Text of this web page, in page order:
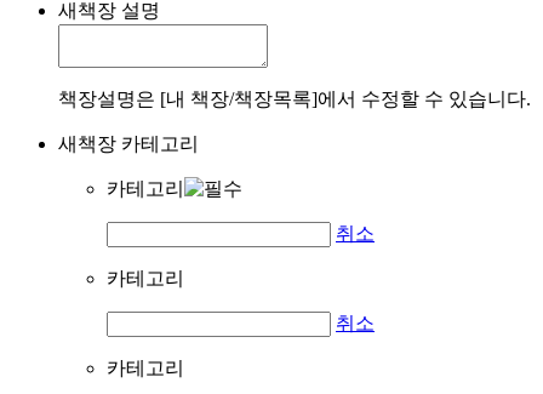
새책장 설명
책장설명은 [내 책장/책장목록]에서 수정할 수 있습니다.
새책장 카테고리
카테고리
취소
카테고리
취소
카테고리